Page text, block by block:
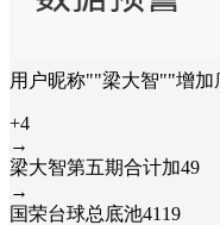
用户昵称""梁大智""增加
+4
→
梁大智第五期合计加49
→
国荣台球总底池4119